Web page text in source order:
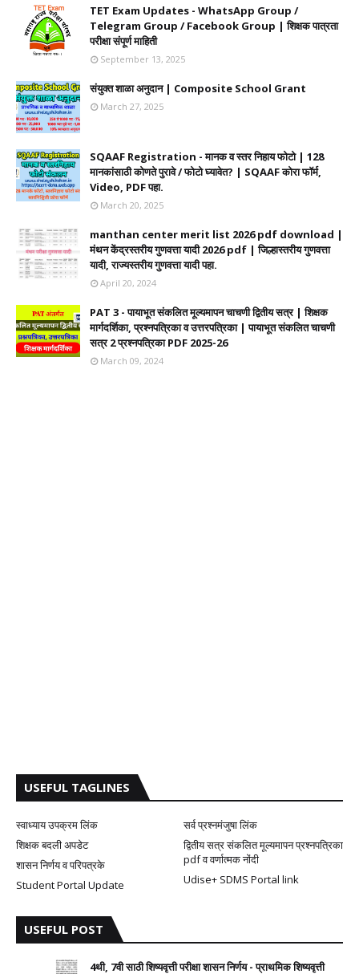
TET Exam Updates - WhatsApp Group /
Telegram Group / Facebook Group | शिक्षक पात्रता
परीक्षा संपूर्ण माहिती
September 13, 2025
संयुक्त शाळा अनुदान | Composite School Grant
March 27, 2025
SQAAF Registration - मानक व स्तर निहाय फोटो | 128
मानकांसाठी कोणते पुरावे / फोटो घ्यावेत? | SQAAF कोरा फॉर्म,
Video, PDF पहा.
March 20, 2025
manthan center merit list 2026 pdf download |
मंथन केंद्रस्तरीय गुणवत्ता यादी 2026 pdf | जिल्हास्तरीय गुणवत्ता
यादी, राज्यस्तरीय गुणवत्ता यादी पहा.
April 20, 2024
PAT 3 - पायाभूत संकलित मूल्यमापन चाचणी द्वितीय सत्र | शिक्षक
मार्गदर्शिका, प्रश्नपत्रिका व उत्तरपत्रिका | पायाभूत संकलित चाचणी
सत्र 2 प्रश्नपत्रिका PDF 2025-26
March 09, 2024
USEFUL TAGLINES
स्वाध्याय उपक्रम लिंक
सर्व प्रश्नमंजुषा लिंक
शिक्षक बदली अपडेट
द्वितीय सत्र संकलित मूल्यमापन प्रश्नपत्रिका
pdf व वर्णात्मक नोंदी
शासन निर्णय व परिपत्रके
Udise+ SDMS Portal link
Student Portal Update
USEFUL POST
4थी, 7वी साठी शिष्यवृत्ती परीक्षा शासन निर्णय - प्राथमिक शिष्यवृत्ती